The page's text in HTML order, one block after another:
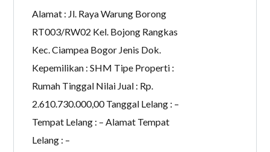
Alamat : Jl. Raya Warung Borong
RT003/RW02 Kel. Bojong Rangkas
Kec. Ciampea Bogor Jenis Dok.
Kepemilikan : SHM Tipe Properti :
Rumah Tinggal Nilai Jual : Rp.
2.610.730.000,00 Tanggal Lelang : –
Tempat Lelang : – Alamat Tempat
Lelang : –